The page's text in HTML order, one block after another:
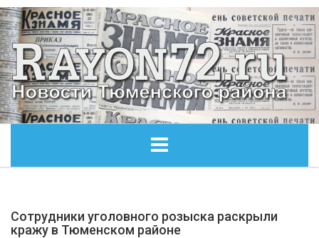
ОБЩЕСТВО
Сотрудники уголовного розыска раскрыли
кражу в Тюменском районе